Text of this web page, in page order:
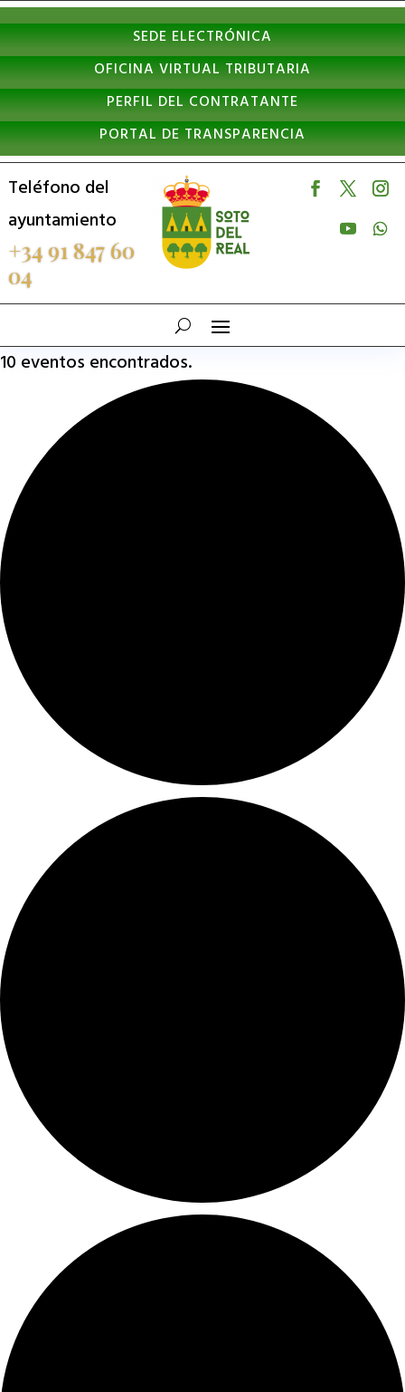
Nota:
este
sitio
web
incluye
un
sistema
de
accesibilidad.
SEDE ELECTRÓNICA
OFICINA VIRTUAL TRIBUTARIA
PERFIL DEL CONTRATANTE
PORTAL DE TRANSPARENCIA
Teléfono del
ayuntamiento
+34 91 847 60
04
10 eventos encontrados.